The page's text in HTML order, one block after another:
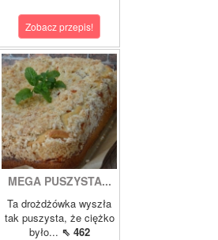
Zobacz przepis!
MEGA PUSZYSTA...
Ta drożdżówka wyszła
tak puszysta, że ciężko
było... ⇖ 462